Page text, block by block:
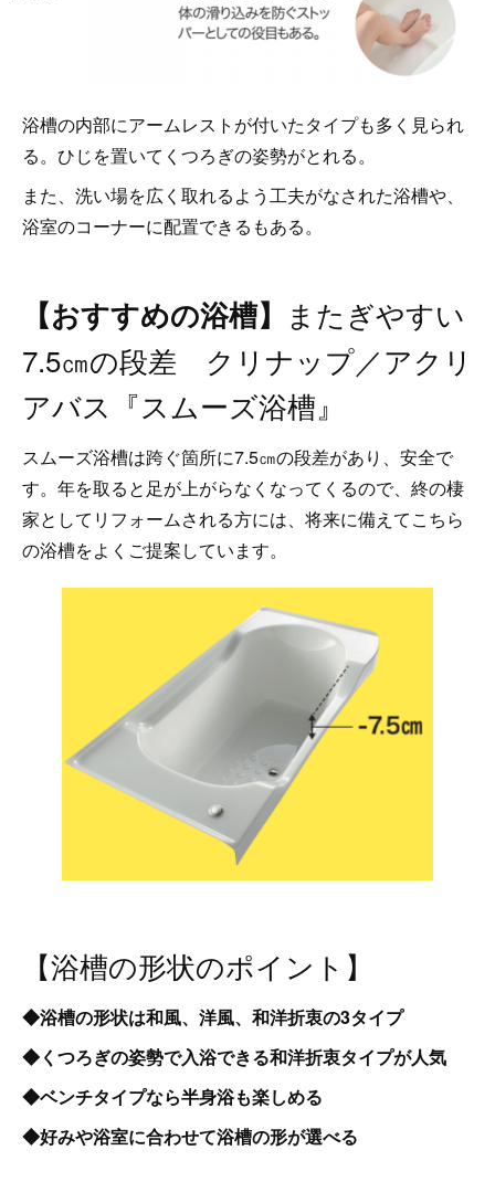
浴槽の内部にアームレストが付いたタイプも多く見られ
る。ひじを置いてくつろぎの姿勢がとれる。
また、洗い場を広く取れるよう工夫がなされた浴槽や、
浴室のコーナーに配置できるもある。
【おすすめの浴槽】 またぎやすい
7.5㎝の段差 クリナップ／アクリ
アバス『スムーズ浴槽』
スムーズ浴槽は跨ぐ箇所に7.5㎝の段差があり、安全で
す。年を取ると足が上がらなくなってくるので、終の棲
家としてリフォームされる方には、将来に備えてこちら
の浴槽をよくご提案しています。
【浴槽の形状のポイント】
◆浴槽の形状は和風、洋風、和洋折衷の3タイプ
◆くつろぎの姿勢で入浴できる和洋折衷タイプが人気
◆ベンチタイプなら半身浴も楽しめる
◆好みや浴室に合わせて浴槽の形が選べる